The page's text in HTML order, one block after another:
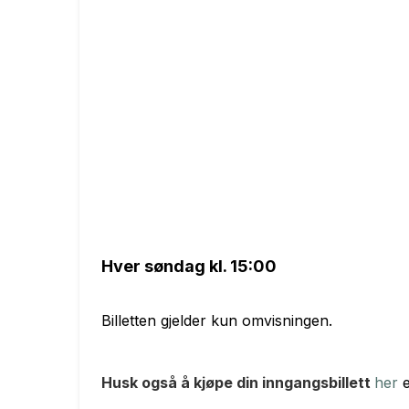
Hver søndag kl. 15:00
Billetten gjelder kun omvisningen.
Husk også å kjøpe din inngangsbillett her